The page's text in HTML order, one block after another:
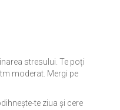
stresului. Te poți
moderat. Mergi pe
te ziua și cere